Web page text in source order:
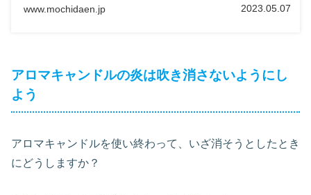
www.mochidaen.jp 2023.05.07
アロマキャンドルの炎は吹き消さないようにし
よう
アロマキャンドルを使い終わって、いざ消そうとしたとき
にどうしますか？